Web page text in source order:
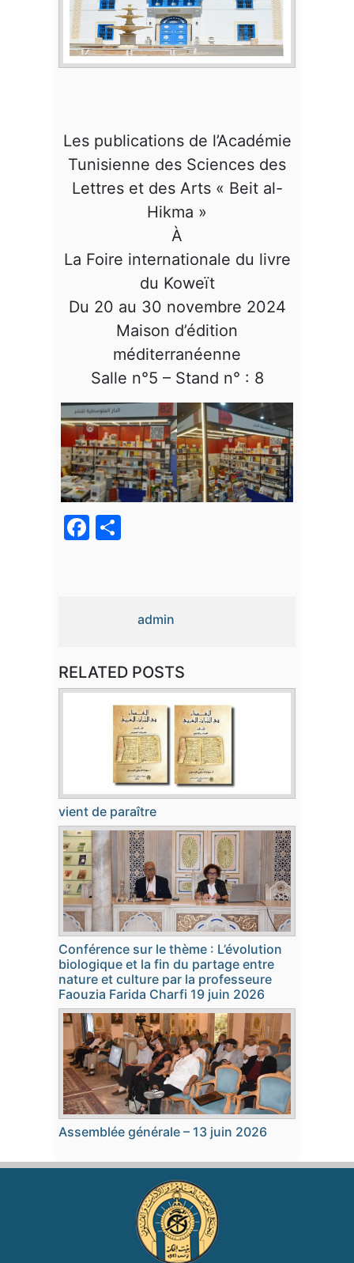
Les publications de l’Académie
Tunisienne des Sciences des
Lettres et des Arts « Beit al-
Hikma »
À
La Foire internationale du livre
du Koweït
Du 20 au 30 novembre 2024
Maison d’édition
méditerranéenne
Salle n°5 – Stand n° : 8
Facebook
admin
RELATED POSTS
vient de paraître
Conférence sur le thème : L’évolution
biologique et la fin du partage entre
nature et culture par la professeure
Faouzia Farida Charfi 19 juin 2026
Assemblée générale – 13 juin 2026